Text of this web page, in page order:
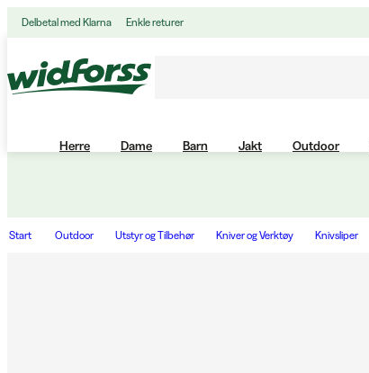
Delbetal med Klarna Enkle returer
Herre Dame Barn Jakt Outdoor
Start Outdoor Utstyr og Tilbehør Kniver og Verktøy Knivsliper